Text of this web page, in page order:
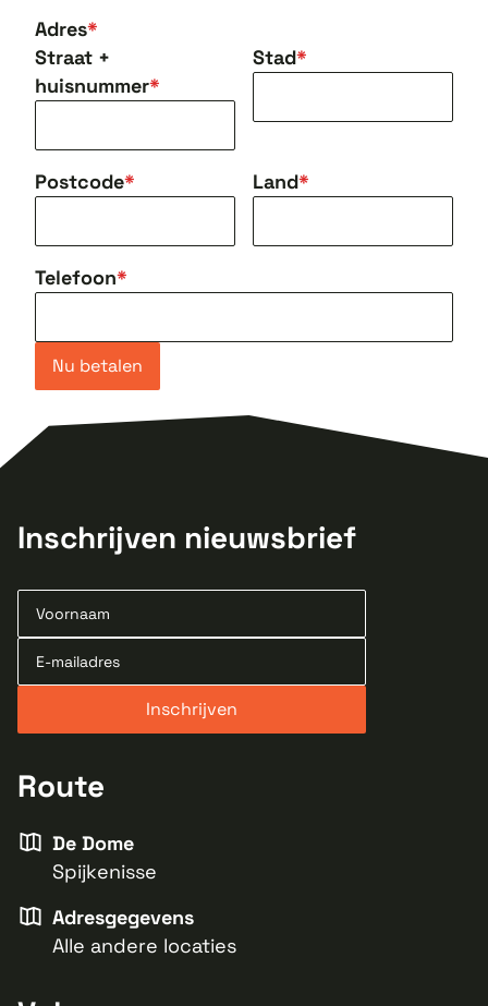
Adres
Straat +
huisnummer
Stad
Postcode Land
Telefoon
Nu betalen
Inschrijven nieuwsbrief
Route
De Dome
Spijkenisse
Adresgegevens
Alle andere locaties